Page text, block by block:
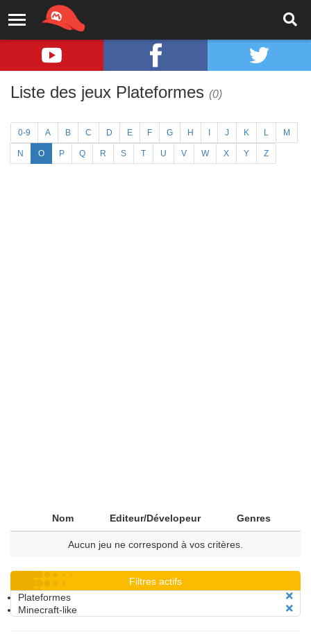
Liste des jeux Plateformes (0)
0-9 A B C D E F G H J K L M
N O P Q R S T U V W X Y Z
Nom Editeur/Dévelopeur Genres
Aucun jeu ne correspond à vos critères.
Filtres actifs
Plateformes
Minecraft-like